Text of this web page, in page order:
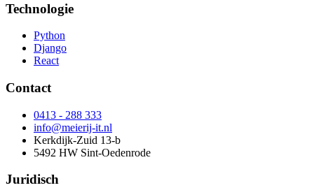
Technologie
Python
Django
React
Contact
0413 - 288 333
info@meierij-it.nl
Kerkdijk-Zuid 13-b
5492 HW Sint-Oedenrode
Juridisch